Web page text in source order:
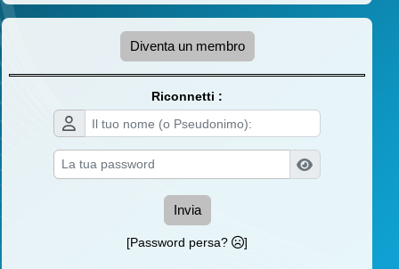
Diventa un membro
Riconnetti :
Invia
[Password persa? ]